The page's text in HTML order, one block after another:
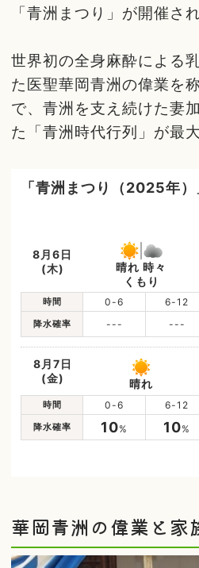
「青洲まつり」が開催さ
世界初の全身麻酔による
た医聖華岡青洲の偉業を
で、青洲を支え続けた妻
た「青洲時代行列」が最
「青洲まつり（2025年
8月6日
(木)
晴れ 時々
くもり
時間 0-6 6-12
降水確率 --- ---
8月7日
(金)
晴れ
時間 0-6 6-12
降水確率 10% 10%
華岡青洲の偉業と家